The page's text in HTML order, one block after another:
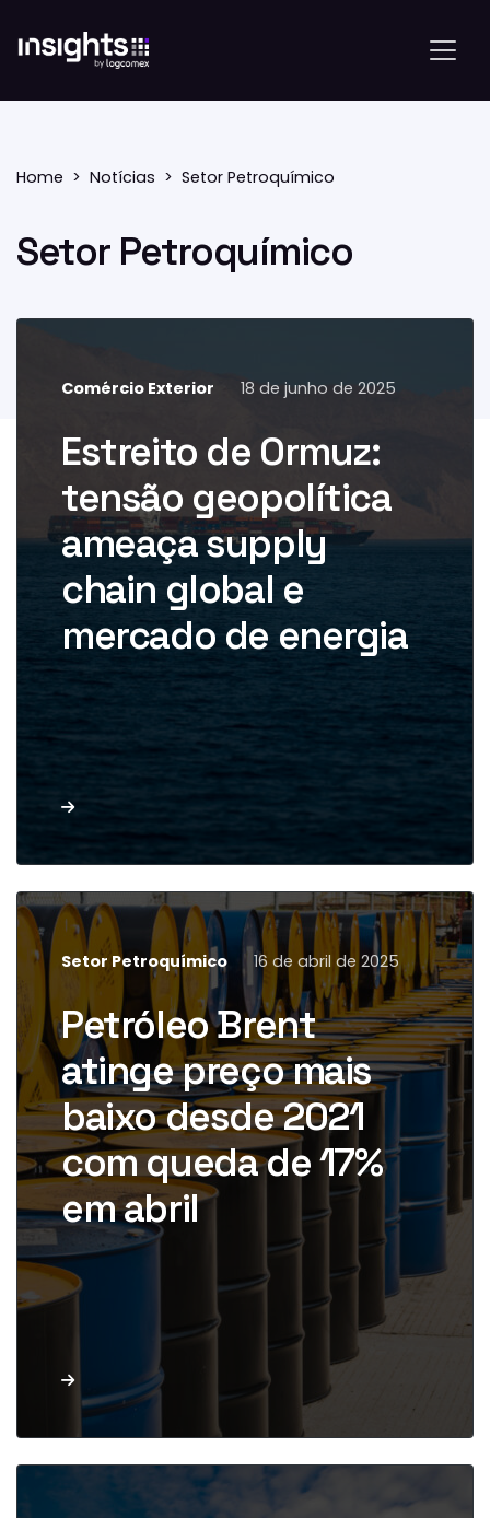
Home Notícias Setor Petroquímico
Setor Petroquímico
Comércio Exterior 18 de junho de 2025
Estreito de Ormuz:
tensão geopolítica
ameaça supply
chain global e
mercado de energia
transformou o Estreito de Ormuz
em epicentro de preocupações
para o comércio […]
Leia mais
Setor Petroquímico 16 de abril de 2025
Petróleo Brent
atinge preço mais
baixo desde 2021
com queda de 17%
em abril
O preço do barril de petróleo
Brent, referência global, caiu
cerca de 17% desde o início do
ano. Em abril, […]
Leia mais